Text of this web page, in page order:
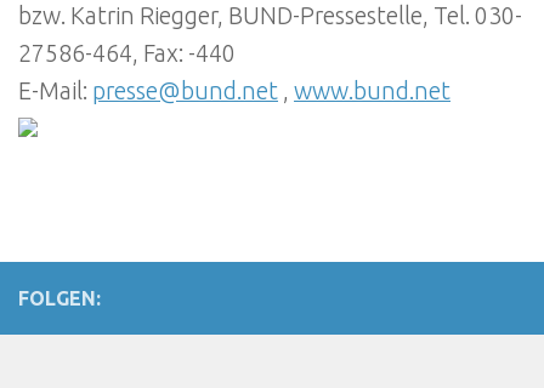
bzw. Katrin Riegger, BUND-Pressestelle, Tel. 030-
27586-464, Fax: -440
E-Mail: presse@bund.net , www.bund.net
FOLGEN: